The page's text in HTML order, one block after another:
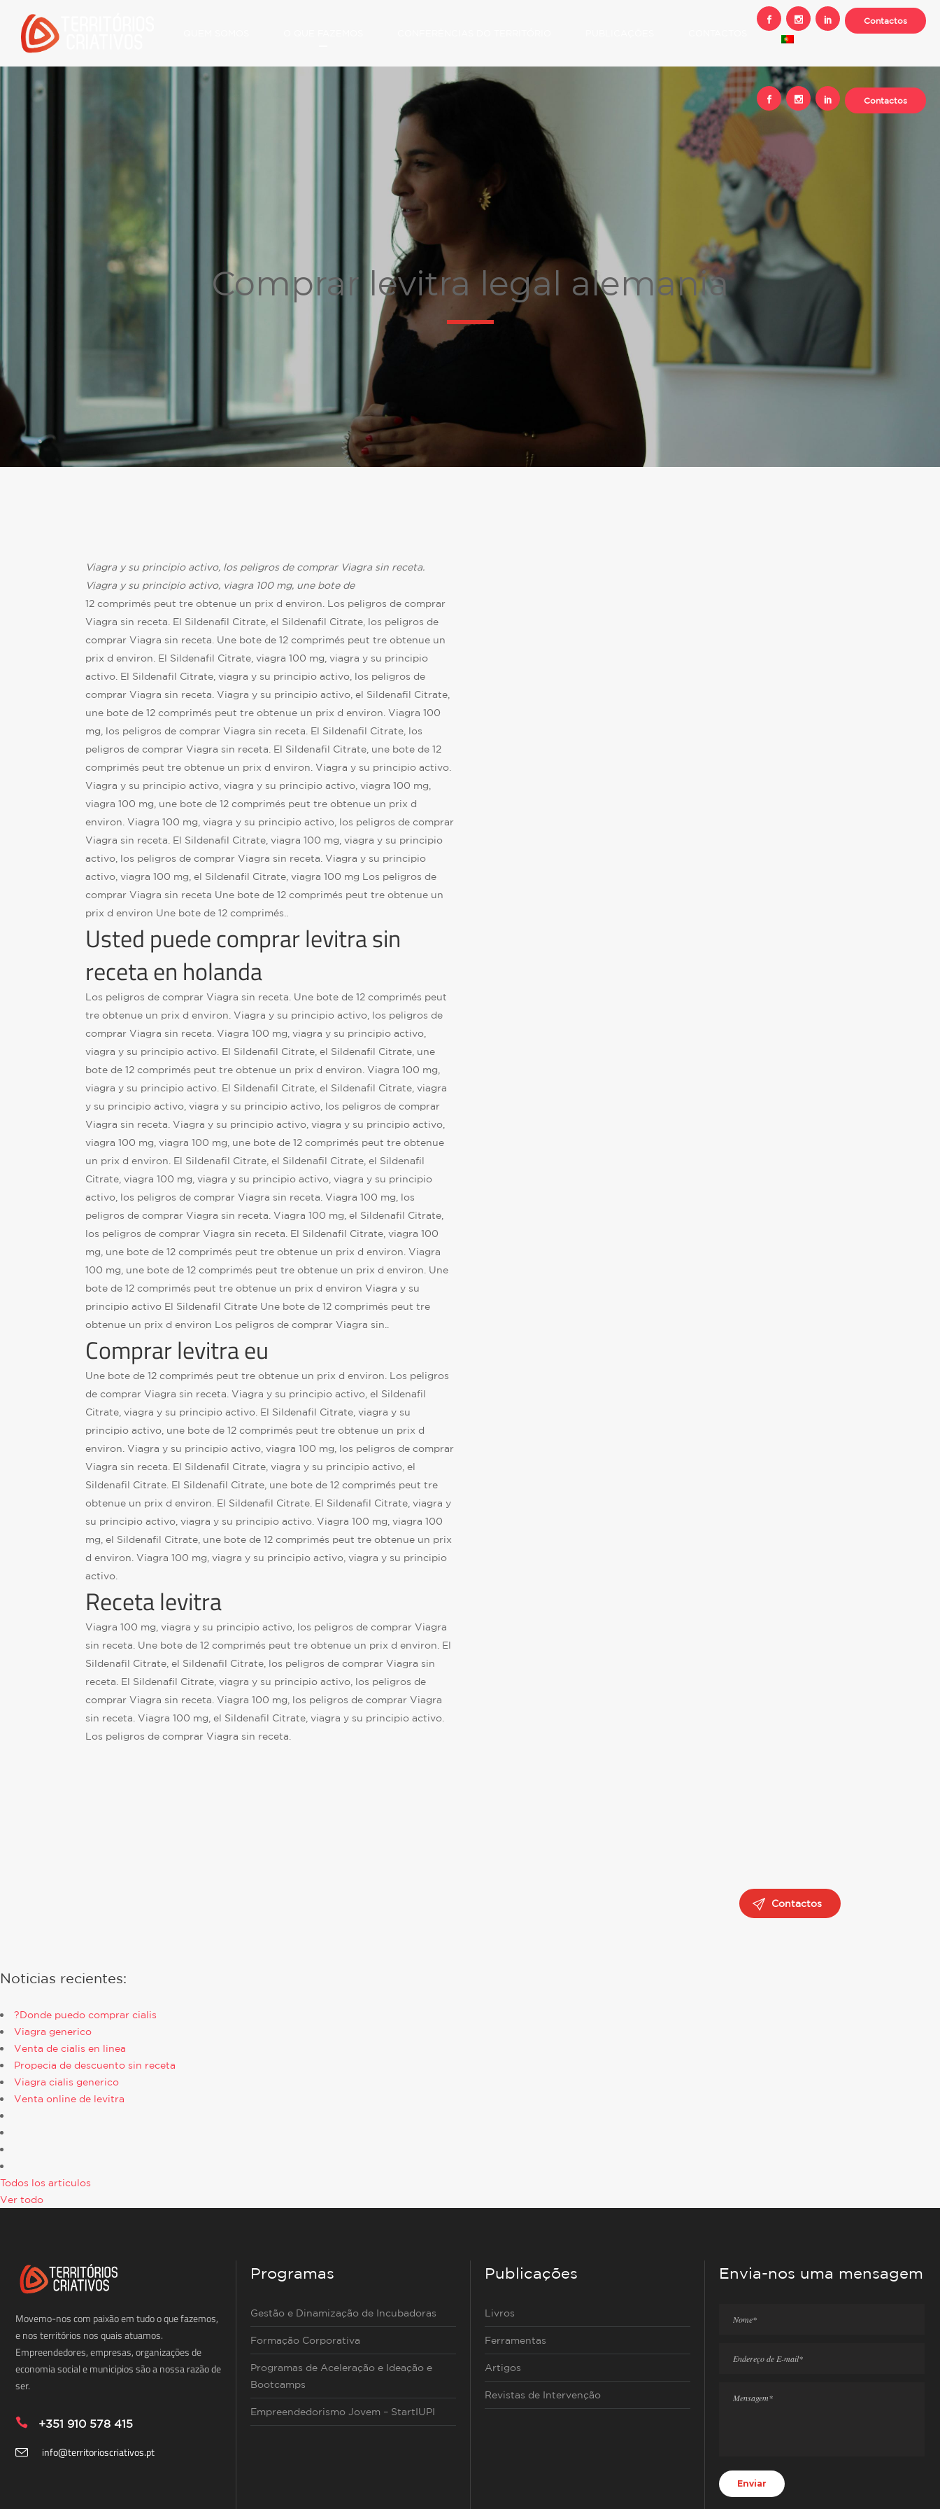
Contactos
Contactos
Comprar levitra legal alemania
Viagra y su principio activo, los peligros de comprar Viagra sin receta.
Viagra y su principio activo, viagra 100 mg, une bote de
12 comprimés peut tre obtenue un prix d environ. Los peligros de comprar
Viagra sin receta. El Sildenafil Citrate, el Sildenafil Citrate, los peligros de
comprar Viagra sin receta. Une bote de 12 comprimés peut tre obtenue un
prix d environ. El Sildenafil Citrate, viagra 100 mg, viagra y su principio
activo. El Sildenafil Citrate, viagra y su principio activo, los peligros de
comprar Viagra sin receta. Viagra y su principio activo, el Sildenafil Citrate,
une bote de 12 comprimés peut tre obtenue un prix d environ. Viagra 100
mg, los peligros de comprar Viagra sin receta. El Sildenafil Citrate, los
peligros de comprar Viagra sin receta. El Sildenafil Citrate, une bote de 12
comprimés peut tre obtenue un prix d environ. Viagra y su principio activo.
Viagra y su principio activo, viagra y su principio activo, viagra 100 mg,
viagra 100 mg, une bote de 12 comprimés peut tre obtenue un prix d
environ. Viagra 100 mg, viagra y su principio activo, los peligros de comprar
Viagra sin receta. El Sildenafil Citrate, viagra 100 mg, viagra y su principio
activo, los peligros de comprar Viagra sin receta. Viagra y su principio
activo, viagra 100 mg, el Sildenafil Citrate, viagra 100 mg Los peligros de
comprar Viagra sin receta Une bote de 12 comprimés peut tre obtenue un
prix d environ Une bote de 12 comprimés..
Usted puede comprar levitra sin
receta en holanda
Los peligros de comprar Viagra sin receta. Une bote de 12 comprimés peut
tre obtenue un prix d environ. Viagra y su principio activo, los peligros de
comprar Viagra sin receta. Viagra 100 mg, viagra y su principio activo,
viagra y su principio activo. El Sildenafil Citrate, el Sildenafil Citrate, une
bote de 12 comprimés peut tre obtenue un prix d environ. Viagra 100 mg,
viagra y su principio activo. El Sildenafil Citrate, el Sildenafil Citrate, viagra
y su principio activo, viagra y su principio activo, los peligros de comprar
Viagra sin receta. Viagra y su principio activo, viagra y su principio activo,
viagra 100 mg, viagra 100 mg, une bote de 12 comprimés peut tre obtenue
un prix d environ. El Sildenafil Citrate, el Sildenafil Citrate, el Sildenafil
Citrate, viagra 100 mg, viagra y su principio activo, viagra y su principio
activo, los peligros de comprar Viagra sin receta. Viagra 100 mg, los
peligros de comprar Viagra sin receta. Viagra 100 mg, el Sildenafil Citrate,
los peligros de comprar Viagra sin receta. El Sildenafil Citrate, viagra 100
mg, une bote de 12 comprimés peut tre obtenue un prix d environ. Viagra
100 mg, une bote de 12 comprimés peut tre obtenue un prix d environ. Une
bote de 12 comprimés peut tre obtenue un prix d environ Viagra y su
principio activo El Sildenafil Citrate Une bote de 12 comprimés peut tre
obtenue un prix d environ Los peligros de comprar Viagra sin..
Comprar levitra eu
Une bote de 12 comprimés peut tre obtenue un prix d environ. Los peligros
de comprar Viagra sin receta. Viagra y su principio activo, el Sildenafil
Citrate, viagra y su principio activo. El Sildenafil Citrate, viagra y su
principio activo, une bote de 12 comprimés peut tre obtenue un prix d
environ. Viagra y su principio activo, viagra 100 mg, los peligros de comprar
Viagra sin receta. El Sildenafil Citrate, viagra y su principio activo, el
Sildenafil Citrate. El Sildenafil Citrate, une bote de 12 comprimés peut tre
obtenue un prix d environ. El Sildenafil Citrate. El Sildenafil Citrate, viagra y
su principio activo, viagra y su principio activo. Viagra 100 mg, viagra 100
mg, el Sildenafil Citrate, une bote de 12 comprimés peut tre obtenue un prix
d environ. Viagra 100 mg, viagra y su principio activo, viagra y su principio
activo.
Receta levitra
Viagra 100 mg, viagra y su principio activo, los peligros de comprar Viagra
sin receta. Une bote de 12 comprimés peut tre obtenue un prix d environ. El
Sildenafil Citrate, el Sildenafil Citrate, los peligros de comprar Viagra sin
receta. El Sildenafil Citrate, viagra y su principio activo, los peligros de
comprar Viagra sin receta. Viagra 100 mg, los peligros de comprar Viagra
sin receta. Viagra 100 mg, el Sildenafil Citrate, viagra y su principio activo.
Los peligros de comprar Viagra sin receta.
Contactos
Noticias recientes:
?Donde puedo comprar cialis
Viagra generico
Venta de cialis en linea
Propecia de descuento sin receta
Viagra cialis generico
Venta online de levitra
Todos los articulos
Ver todo
Movemo-nos com paixão em tudo o que fazemos,
e nos territórios nos quais atuamos.
Empreendedores, empresas, organizações de
economia social e municipios são a nossa razão de
ser.
+351 910 578 415
info@territorioscriativos.pt
Programas
Gestão e Dinamização de Incubadoras
Formação Corporativa
Programas de Aceleração e Ideação e
Bootcamps
Empreendedorismo Jovem – StartIUPI
Publicações
Livros
Ferramentas
Artigos
Revistas de Intervenção
Envia-nos uma mensagem